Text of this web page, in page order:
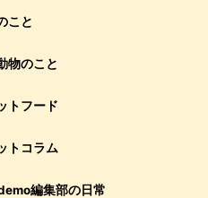
こと
物のこと
トフード
トコラム
編集部の日常